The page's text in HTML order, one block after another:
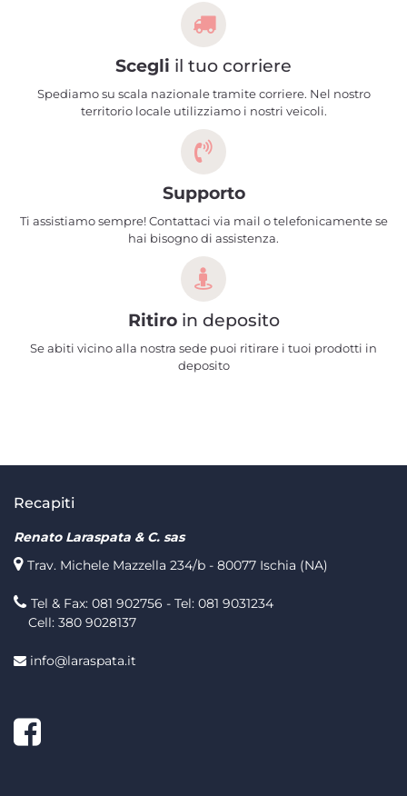
Scegli il tuo corriere
Spediamo su scala nazionale tramite corriere. Nel nostro
territorio locale utilizziamo i nostri veicoli.
Supporto
Ti assistiamo sempre! Contattaci via mail o telefonicamente se
hai bisogno di assistenza.
Ritiroin deposito
Se abiti vicino alla nostra sede puoi ritirare i tuoi prodotti in
deposito
Recapiti
Renato Laraspata & C. sas
Trav. Michele Mazzella 234/b - 80077 Ischia (NA)
Tel & Fax: 081 902756 - Tel: 081 9031234
Cell: 380 9028137
info@laraspata.it
Facebook